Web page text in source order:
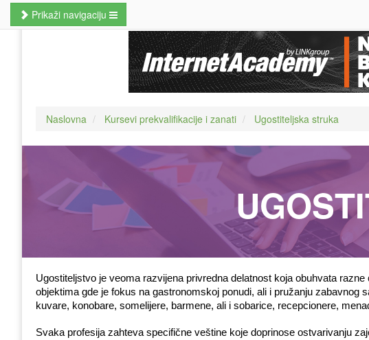
Prikaži navigaciju
Kursevi računara
Prekvalifikacije i zanati
Hobi kursevi
Naslovna Kursevi prekvalifikacije i zanati Ugostiteljska struka
Ugostiteljstvo je veoma razvijena privredna delatnost koja obuhvata
objektima gde je fokus na gastronomskoj ponudi, ali i pružanju
kuvare, konobare, somelijere, barmene, ali i sobarice, recepcionere,
Svaka profesija zahteva specifične veštine koje doprinose ostvarivanju